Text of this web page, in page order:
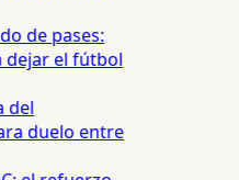
de pases:
el fútbol
del
duelo entre